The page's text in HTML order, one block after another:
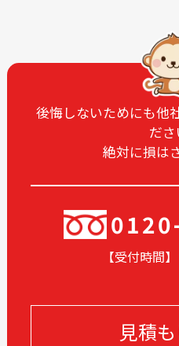
2024-12
2024-06
2024-04
2024-02
2023-02
後悔しないためにも他
ださ
絶対に損は
【受付時間
見積